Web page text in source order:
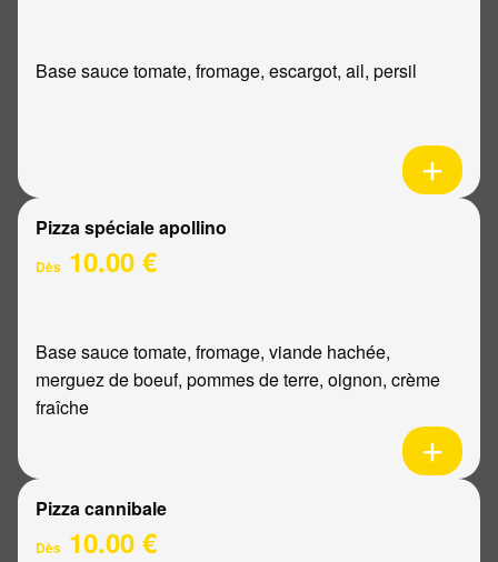
Base sauce tomate, fromage, escargot, ail, persil
Pizza spéciale apollino
Dès 10.00 €
Base sauce tomate, fromage, viande hachée,
merguez de boeuf, pommes de terre, oignon, crème
fraîche
Pizza cannibale
Dès 10.00 €